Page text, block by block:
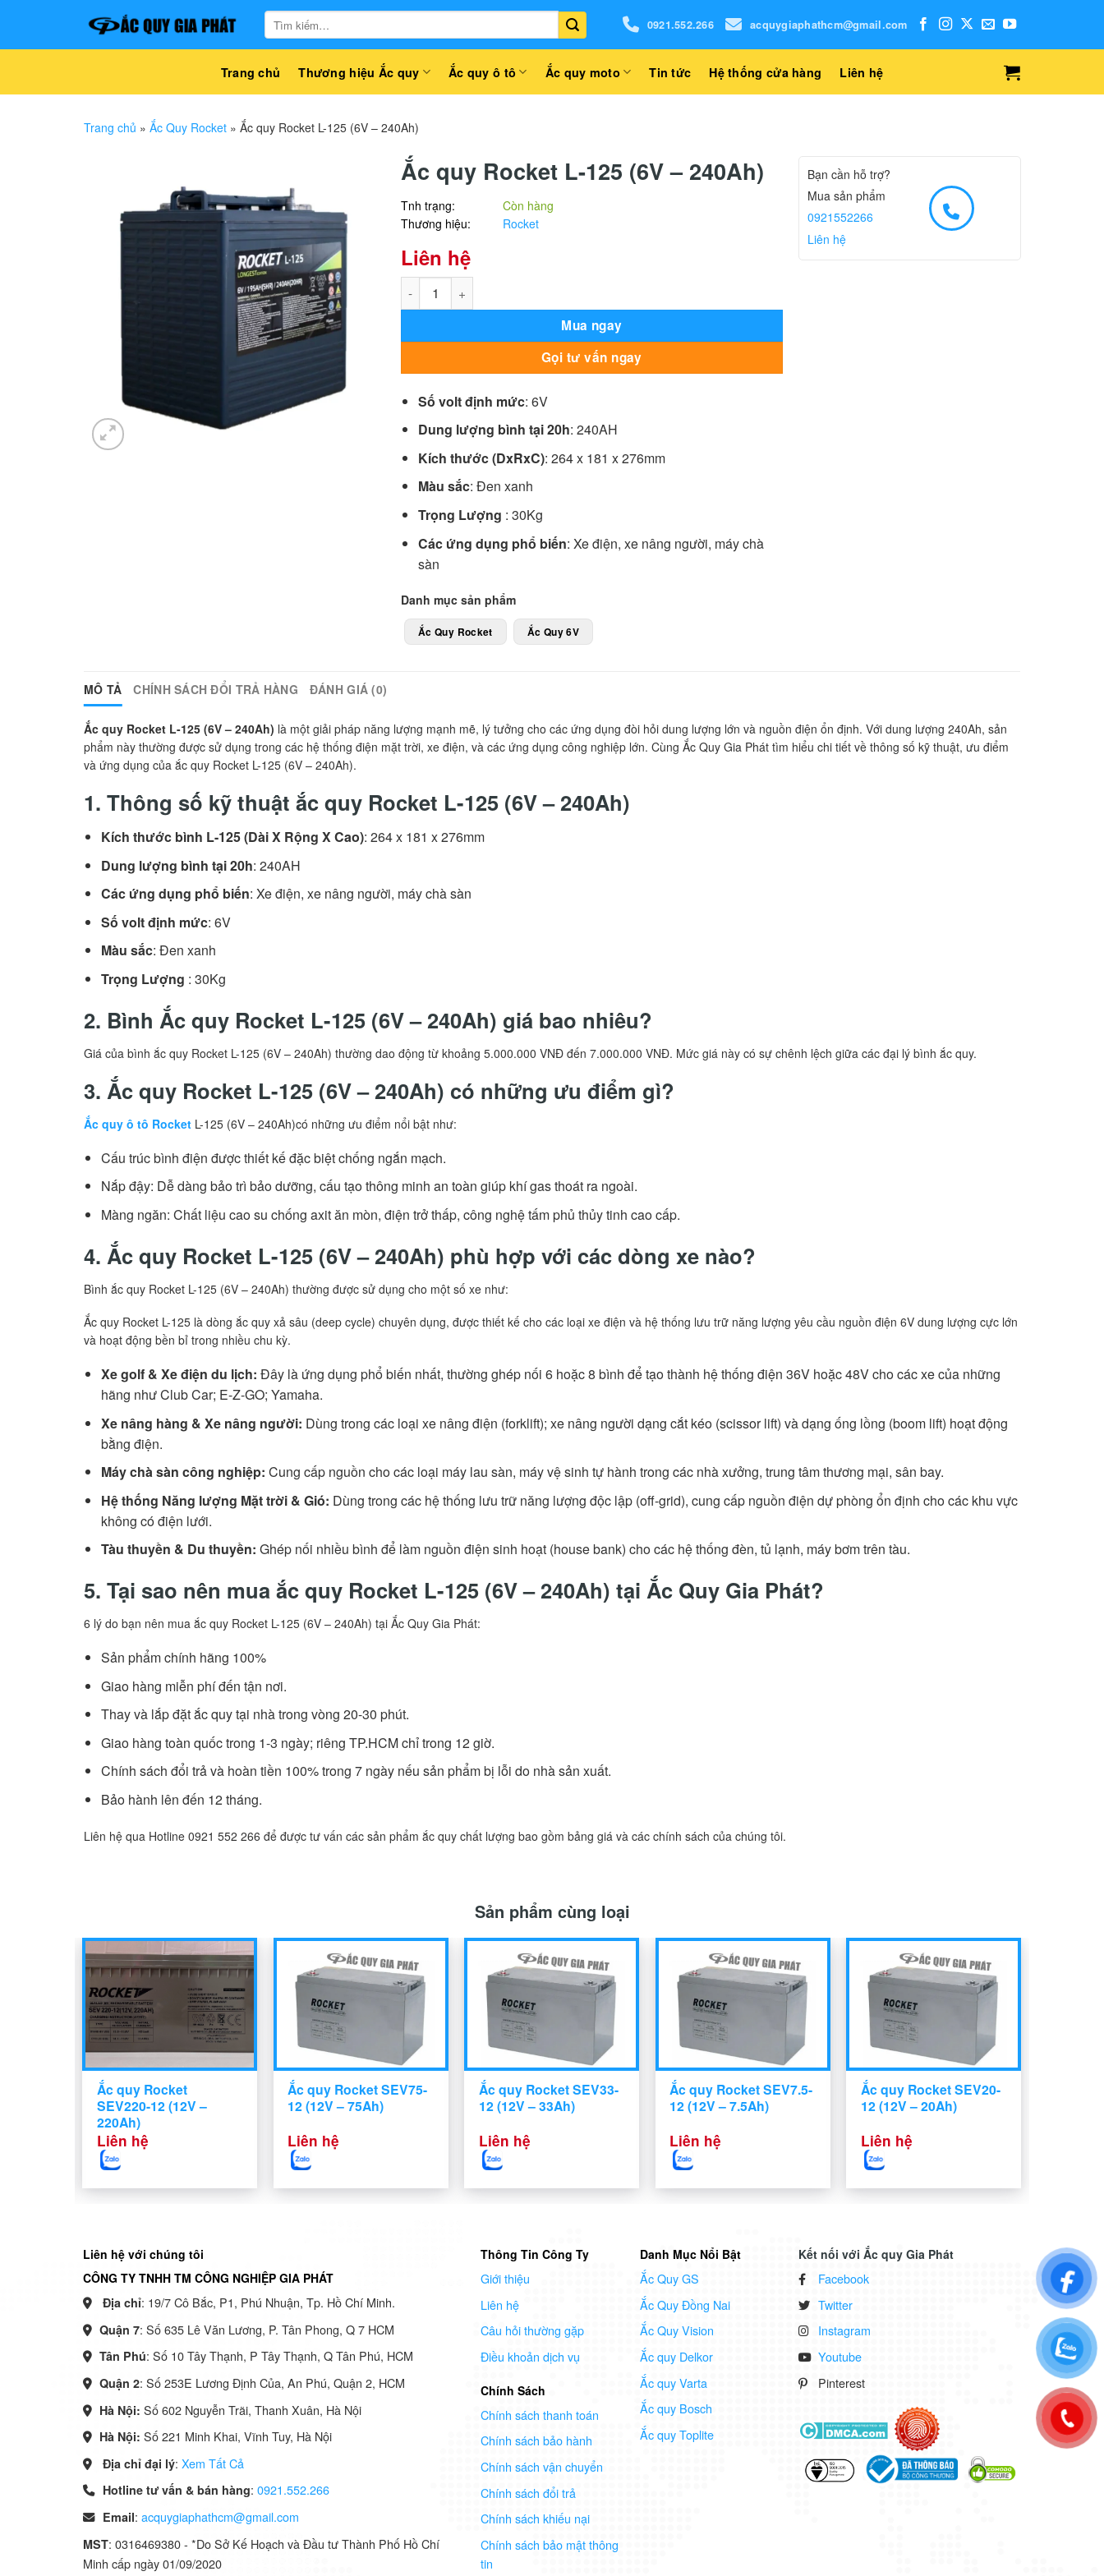
nội
Tìm
kiếm:
0921.552.266 acquygiaphathcm@gmail.com
Trang chủ Thương hiệu Ắc quy Ắc quy ô tô Ắc quy moto Tin tức Hệ thống cửa hàng Liên hệ
Trang chủ » Ắc Quy Rocket » Ắc quy Rocket L-125 (6V – 240Ah)
Ắc quy Rocket L-125 (6V – 240Ah)
Tnh trạng:
Còn hàng
Thương hiệu:
Rocket
Liên hệ
Mua ngay
Gọi tư vấn ngay
Số volt định mức: 6V
Dung lượng bình tại 20h: 240AH
Kích thước (DxRxC): 264 x 181 x 276mm
Màu sắc: Đen xanh
Trọng Lượng : 30Kg
Các ứng dụng phổ biến: Xe điện, xe nâng người, máy chà
sàn
Danh mục sản phẩm
Ắc Quy Rocket Ắc Quy 6V
Bạn cần hỗ trợ?
Mua sản phẩm
0921552266
Liên hệ
MÔ TẢ CHÍNH SÁCH ĐỔI TRẢ HÀNG ĐÁNH GIÁ (0)
Ắc quy Rocket L-125 (6V – 240Ah) là một giải pháp năng lượng mạnh mẽ, lý tưởng cho các ứng dụng đòi hỏi dung lượng lớn và nguồn điện ổn định. Với dung lượng 240Ah, sản
phẩm này thường được sử dụng trong các hệ thống điện mặt trời, xe điện, và các ứng dụng công nghiệp lớn. Cùng Ắc Quy Gia Phát tìm hiểu chi tiết về thông số kỹ thuật, ưu điểm
và ứng dụng của ắc quy Rocket L-125 (6V – 240Ah).
1. Thông số kỹ thuật ắc quy Rocket L-125 (6V – 240Ah)
Kích thước bình L-125 (Dài X Rộng X Cao): 264 x 181 x 276mm
Dung lượng bình tại 20h: 240AH
Các ứng dụng phổ biến: Xe điện, xe nâng người, máy chà sàn
Số volt định mức: 6V
Màu sắc: Đen xanh
Trọng Lượng : 30Kg
2. Bình Ắc quy Rocket L-125 (6V – 240Ah) giá bao nhiêu?
Giá của bình ắc quy Rocket L-125 (6V – 240Ah) thường dao động từ khoảng 5.000.000 VNĐ đến 7.000.000 VNĐ. Mức giá này có sự chênh lệch giữa các đại lý bình ắc quy.
3. Ắc quy Rocket L-125 (6V – 240Ah) có những ưu điểm gì?
Ắc quy ô tô Rocket L-125 (6V – 240Ah)có những ưu điểm nổi bật như:
Cấu trúc bình điện được thiết kế đặc biệt chống ngắn mạch.
Nắp đậy: Dễ dàng bảo trì bảo dưỡng, cấu tạo thông minh an toàn giúp khí gas thoát ra ngoài.
Màng ngăn: Chất liệu cao su chống axit ăn mòn, điện trở thấp, công nghệ tấm phủ thủy tinh cao cấp.
4. Ắc quy Rocket L-125 (6V – 240Ah) phù hợp với các dòng xe nào?
Bình ắc quy Rocket L-125 (6V – 240Ah) thường được sử dụng cho một số xe như:
Ắc quy Rocket L-125 là dòng ắc quy xả sâu (deep cycle) chuyên dụng, được thiết kế cho các loại xe điện và hệ thống lưu trữ năng lượng yêu cầu nguồn điện 6V dung lượng cực lớn
và hoạt động bền bỉ trong nhiều chu kỳ.
Xe golf & Xe điện du lịch: Đây là ứng dụng phổ biến nhất, thường ghép nối 6 hoặc 8 bình để tạo thành hệ thống điện 36V hoặc 48V cho các xe của những
hãng như Club Car; E-Z-GO; Yamaha.
Xe nâng hàng & Xe nâng người: Dùng trong các loại xe nâng điện (forklift); xe nâng người dạng cắt kéo (scissor lift) và dạng ống lồng (boom lift) hoạt động
bằng điện.
Máy chà sàn công nghiệp: Cung cấp nguồn cho các loại máy lau sàn, máy vệ sinh tự hành trong các nhà xưởng, trung tâm thương mại, sân bay.
Hệ thống Năng lượng Mặt trời & Gió: Dùng trong các hệ thống lưu trữ năng lượng độc lập (off-grid), cung cấp nguồn điện dự phòng ổn định cho các khu vực
không có điện lưới.
Tàu thuyền & Du thuyền: Ghép nối nhiều bình để làm nguồn điện sinh hoạt (house bank) cho các hệ thống đèn, tủ lạnh, máy bơm trên tàu.
5. Tại sao nên mua ắc quy Rocket L-125 (6V – 240Ah) tại Ắc Quy Gia Phát?
6 lý do bạn nên mua ắc quy Rocket L-125 (6V – 240Ah) tại Ắc Quy Gia Phát:
Sản phẩm chính hãng 100%
Giao hàng miễn phí đến tận nơi.
Thay và lắp đặt ắc quy tại nhà trong vòng 20-30 phút.
Giao hàng toàn quốc trong 1-3 ngày; riêng TP.HCM chỉ trong 12 giờ.
Chính sách đổi trả và hoàn tiền 100% trong 7 ngày nếu sản phẩm bị lỗi do nhà sản xuất.
Bảo hành lên đến 12 tháng.
Liên hệ qua Hotline 0921 552 266 để được tư vấn các sản phẩm ắc quy chất lượng bao gồm bảng giá và các chính sách của chúng tôi.
Sản phẩm cùng loại
Ắc quy Rocket
SEV220-12 (12V –
220Ah)
Liên hệ
Ắc quy Rocket SEV75-
12 (12V – 75Ah)
Liên hệ
Ắc quy Rocket SEV33-
12 (12V – 33Ah)
Liên hệ
Ắc quy Rocket SEV7.5-
12 (12V – 7.5Ah)
Liên hệ
Ắc quy Rocket SEV20-
12 (12V – 20Ah)
Liên hệ
Liên hệ với chúng tôi
CÔNG TY TNHH TM CÔNG NGHIỆP GIA PHÁT
Địa chỉ: 19/7 Cô Bắc, P1, Phú Nhuận, Tp. Hồ Chí Minh.
Quận 7: Số 635 Lê Văn Lương, P. Tân Phong, Q 7 HCM
Tân Phú: Số 10 Tây Thạnh, P Tây Thạnh, Q Tân Phú, HCM
Quận 2: Số 253E Lương Định Của, An Phú, Quận 2, HCM
Hà Nội: Số 602 Nguyễn Trãi, Thanh Xuân, Hà Nội
Hà Nội: Số 221 Minh Khai, Vĩnh Tuy, Hà Nội
Địa chỉ đại lý: Xem Tất Cả
Hotline tư vấn & bán hàng: 0921.552.266
Email: acquygiaphathcm@gmail.com
MST: 0316469380 - *Do Sở Kế Hoạch và Đầu tư Thành Phố Hồ Chí
Minh cấp ngày 01/09/2020
Thông Tin Công Ty
Giới thiệu
Liên hệ
Câu hỏi thường gặp
Điều khoản dịch vụ
Chính Sách
Chính sách thanh toán
Chính sách bảo hành
Chính sách vận chuyển
Chính sách đổi trả
Chính sách khiếu nại
Chính sách bảo mật thông
tin
Danh Mục Nổi Bật
Ắc Quy GS
Ắc Quy Đồng Nai
Ắc Quy Vision
Ắc quy Delkor
Ắc quy Varta
Ắc quy Bosch
Ắc quy Toplite
Kết nối với Ắc quy Gia Phát
Facebook
Twitter
Instagram
Youtube
Pinterest